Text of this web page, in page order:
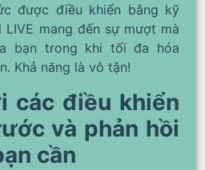
được điều khiển bằng kỹ
mang đến sự mượt mà
bạn trong khi tối đa hóa
Khả năng là vô tận!
các điều khiển
và phản hồi
cần